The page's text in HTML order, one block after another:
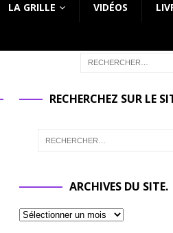
LA GRILLE VIDÉOS
RECHERCHEZ SUR LE
ARCHIVES DU SITE.